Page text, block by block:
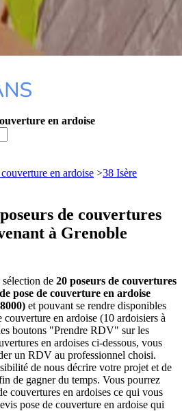
en ardoise
en ardoise >38 Isère
poseurs de couvertures
à Grenoble
de 20 poseurs de couvertures
pose de couverture en ardoise
et pouvant se rendre disponibles
en ardoise (10 ardoisiers à
boutons "Prendre RDV" sur les
en ardoises ci-dessous, vous
un RDV au professionnel choisi.
de nous décrire votre projet et de
de gagner du temps. Vous pourrez
couvertures en ardoises ce qui vous
pose de couverture en ardoise qui